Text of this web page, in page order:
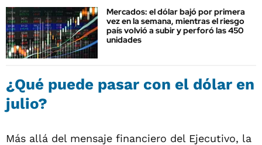
Mercados: el dólar bajó por primera
vez en la semana, mientras el riesgo
país volvió a subir y perforó las 450
unidades
¿Qué puede pasar con el dólar en
julio?
Más allá del mensaje financiero del Ejecutivo, la